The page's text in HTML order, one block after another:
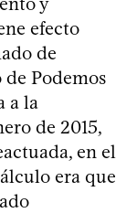
efecto
de
Podemos
a la
de 2015,
en el
era que